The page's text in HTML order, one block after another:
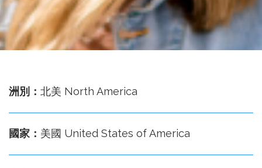
處
洲別： 北美 North America
國家： 美國 United States of America